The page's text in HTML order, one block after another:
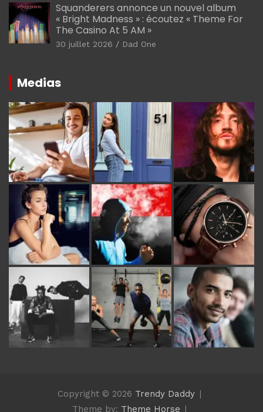
Squanderers annonce un nouvel album
« Bright Madness » : écoutez « Theme For
The Casino At 5 AM »
30 juillet 2026 Dad One
Medias
Copyright © 2026 Trendy Daddy
Theme by: Theme Horse